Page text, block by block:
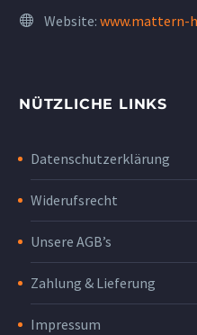
Website: www.mattern-
NÜTZLICHE LINKS
Datenschutzerklärung
Widerufsrecht
Unsere AGB’s
Zahlung & Lieferung
Impressum